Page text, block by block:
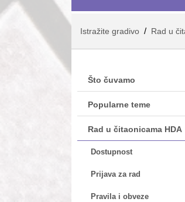
Istražite gradivo / Rad u
Što čuvamo
Popularne teme
Rad u čitaonicama HDA
Dostupnost
Prijava za rad
Pravila i obveze